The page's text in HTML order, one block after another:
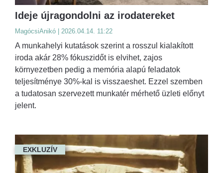
Ideje újragondolni az irodatereket
MagócsiAnikó | 2026.04.14. 11:22
A munkahelyi kutatások szerint a rosszul kialakított
iroda akár 28% fókuszidőt is elvihet, zajos
környezetben pedig a memória alapú feladatok
teljesítménye 30%-kal is visszaeshet. Ezzel szemben
a tudatosan szervezett munkatér mérhető üzleti előnyt
jelent.
EXKLUZÍV